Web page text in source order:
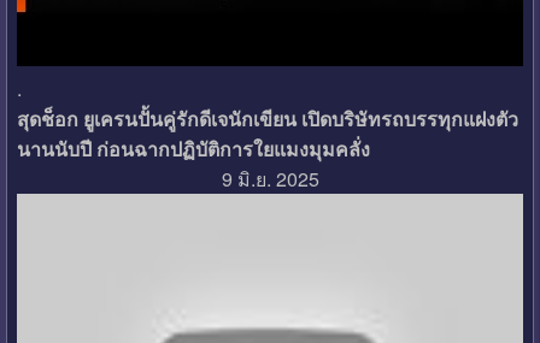
.
สุดช็อก ยูเครนปั้นคู่รักดีเจนักเขียน เปิดบริษัทรถบรรทุกแฝงตัว
นานนับปี ก่อนฉากปฏิบัติการใยแมงมุมคลั่ง
9 มิ.ย. 2025